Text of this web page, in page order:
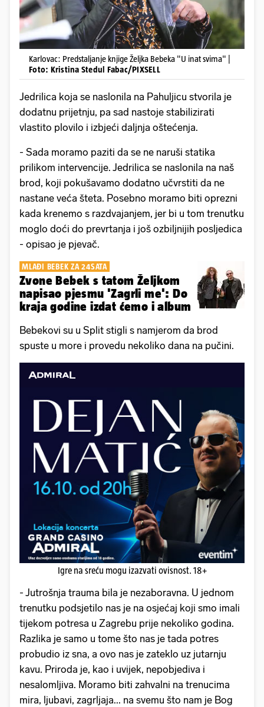
Karlovac: Predstaljanje knjige Željka Bebeka "U inat svima" |
Foto: Kristina Stedul Fabac/PIXSELL
Jedrilica koja se naslonila na Pahuljicu stvorila je
dodatnu prijetnju, pa sad nastoje stabilizirati
vlastito plovilo i izbjeći daljnja oštećenja.
- Sada moramo paziti da se ne naruši statika
prilikom intervencije. Jedrilica se naslonila na naš
brod, koji pokušavamo dodatno učvrstiti da ne
nastane veća šteta. Posebno moramo biti oprezni
kada krenemo s razdvajanjem, jer bi u tom trenutku
moglo doći do prevrtanja i još ozbiljnijih posljedica
- opisao je pjevač.
MLAĐI BEBEK ZA 24SATA
Zvone Bebek s tatom Željkom
napisao pjesmu 'Zagrli me': Do
kraja godine izdat ćemo i album
Bebekovi su u Split stigli s namjerom da brod
spuste u more i provedu nekoliko dana na pučini.
Igre na sreću mogu izazvati ovisnost. 18+
- Jutrošnja trauma bila je nezaboravna. U jednom
trenutku podsjetilo nas je na osjećaj koji smo imali
tijekom potresa u Zagrebu prije nekoliko godina.
Razlika je samo u tome što nas je tada potres
probudio iz sna, a ovo nas je zateklo uz jutarnju
kavu. Priroda je, kao i uvijek, nepobjediva i
nesalomljiva. Moramo biti zahvalni na trenucima
mira, ljubavi, zagrljaja... na svemu što nam je Bog